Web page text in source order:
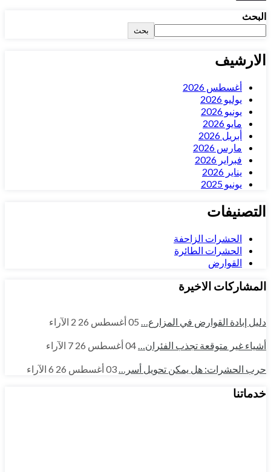
البحث
بحث
الارشيف
أغسطس 2026
يوليو 2026
يونيو 2026
مايو 2026
أبريل 2026
مارس 2026
فبراير 2026
يناير 2026
يونيو 2025
التصنيفات
الحشرات الزاحفة
الحشرات الطائرة
القوارض
المشاركات الاخيرة
دليل إبادة القوارض في المزارع… 05 أغسطس 26 2 الآراء
أشياء غير متوقعة تجذب الفئران…04 أغسطس 26 7 الآراء
حرب الحشرات: هل يمكن تحويل أسر…03 أغسطس 26 6 الآراء
خدماتنا